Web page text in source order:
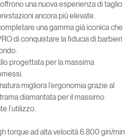
una nuova esperienza di taglio
ancora più elevate.
una gamma già iconica che
di conquistare la fiducia di barbieri
progettata per la massima
migliora l’ergonomia grazie al
diamantata per il massimo
l’utilizzo.
torque ad alta velocità 6.800 giri/min